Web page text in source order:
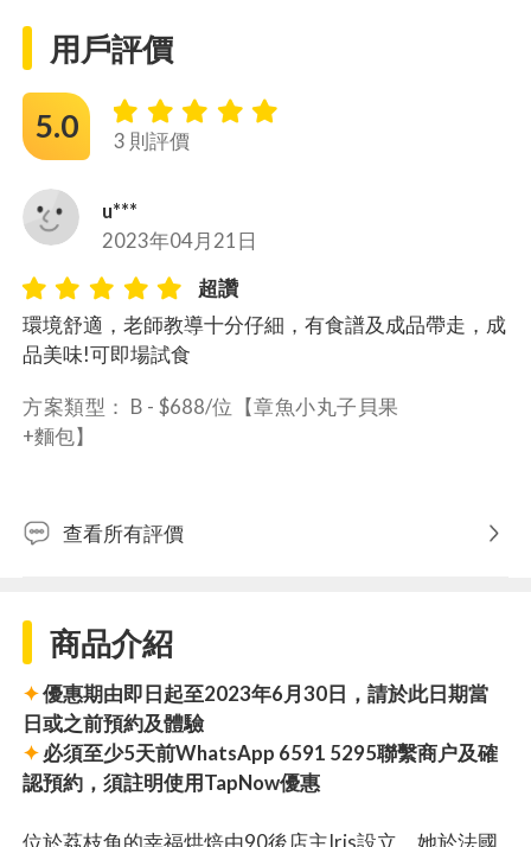
用戶評價
5.0 3 則評價
u***
2023年04月21日
超讚
環境舒適，老師教導十分仔細，有食譜及成品帶走，成
品美味!可即場試食
方案類型： B - $688/位【章魚小丸子貝果
+麵包】
查看所有評價
商品介紹
✦優惠期由即日起至2023年6月30日，請於此日期當
日或之前預約及體驗
✦必須至少5天前WhatsApp 6591 5295聯繫商户及確
認預約，須註明使用TapNow優惠
位於荔枝角的幸福烘焙由90後店主Iris設立。她於法國